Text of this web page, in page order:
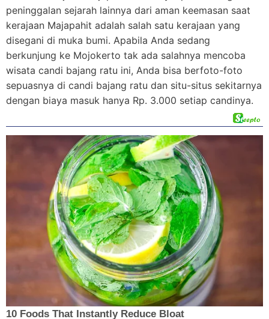
peninggalan sejarah lainnya dari aman keemasan saat
kerajaan Majapahit adalah salah satu kerajaan yang
disegani di muka bumi. Apabila Anda sedang
berkunjung ke Mojokerto tak ada salahnya mencoba
wisata candi bajang ratu ini, Anda bisa berfoto-foto
sepuasnya di candi bajang ratu dan situ-situs sekitarnya
dengan biaya masuk hanya Rp. 3.000 setiap candinya.